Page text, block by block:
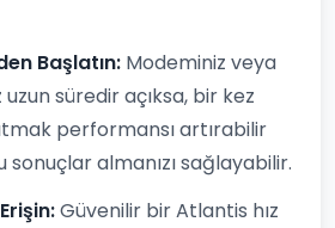
Başlatın: Modeminiz veya
süredir açıksa, bir kez
performansı artırabilir
almanızı sağlayabilir.
Güvenilir bir Atlantis hız